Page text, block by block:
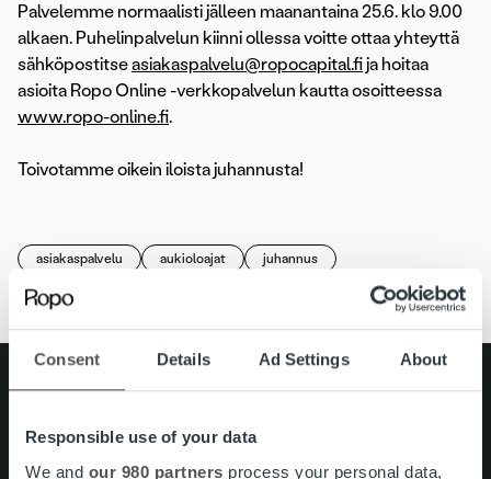
Consent Details Ad Settings About
Responsible use of your data
We and our 980 partners process your personal data,
Palvelemme normaalisti jälleen maanantaina 25.6. klo 9.00
alkaen. Puhelinpalvelun kiinni ollessa voitte ottaa yhteyttä
sähköpostitseasiakaspalvelu@ropocapital.fija hoitaa
asioita Ropo Online -verkkopalvelun kautta osoitteessa
www.ropo-online.fi.
Toivotamme oikein iloista juhannusta!
asiakaspalvelu aukioloajat juhannus
Pikalinkit
Yhteystiedot
Search for: